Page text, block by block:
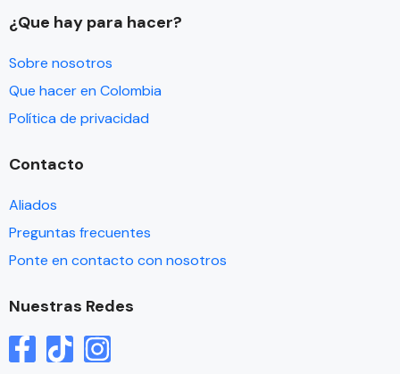
¿Que hay para hacer?
Sobre nosotros
Que hacer en Colombia
Política de privacidad
Contacto
Aliados
Preguntas frecuentes
Ponte en contacto con nosotros
Nuestras Redes